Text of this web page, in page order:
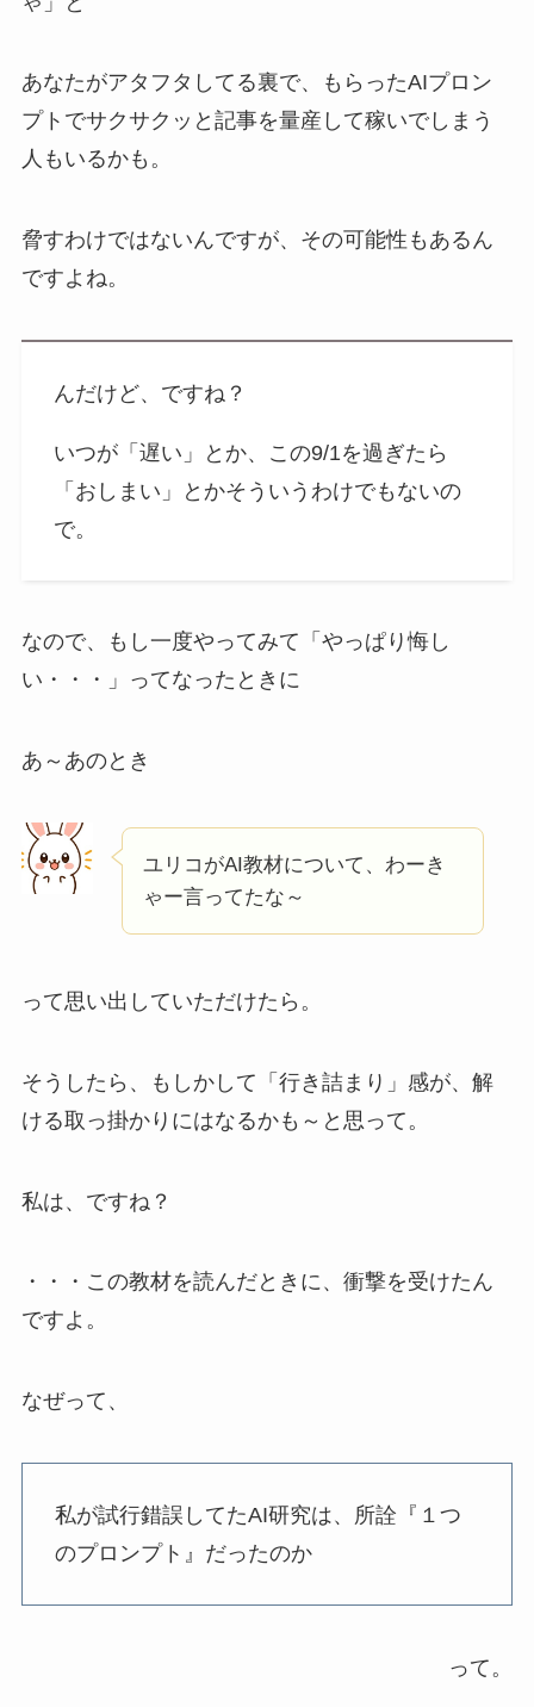
あなたがアタフタしてる裏で、もらったAIプロン
プトでサクサクッと記事を量産して稼いでしまう
人もいるかも。
脅すわけではないんですが、その可能性もあるん
ですよね。
んだけど、ですね？
いつが「遅い」とか、この9/1を過ぎたら
「おしまい」とかそういうわけでもないの
で。
なので、もし一度やってみて「やっぱり悔し
い・・・」ってなったときに
あ～あのとき
ユリコがAI教材について、わーき
ゃー言ってたな～
って思い出していただけたら。
そうしたら、もしかして「行き詰まり」感が、解
ける取っ掛かりにはなるかも～と思って。
私は、ですね？
・・・この教材を読んだときに、衝撃を受けたん
ですよ。
なぜって、
私が試行錯誤してたAI研究は、所詮『１つ
のプロンプト』だったのか
って。